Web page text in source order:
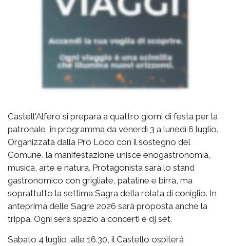
Castell'Alfero si prepara a quattro giorni di festa per la
patronale, in programma da venerdì 3 a lunedì 6 luglio.
Organizzata dalla Pro Loco con il sostegno del
Comune, la manifestazione unisce enogastronomia,
musica, arte e natura. Protagonista sarà lo stand
gastronomico con grigliate, patatine e birra, ma
soprattutto la settima Sagra della rolata di coniglio. In
anteprima delle Sagre 2026 sarà proposta anche la
trippa. Ogni sera spazio a concerti e dj set.
Sabato 4 luglio, alle 16.30, il Castello ospiterà